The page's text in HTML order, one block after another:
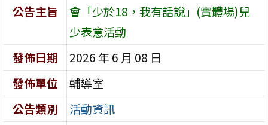
公告主旨
會「少於18，我有話說」(實體場)兒
少表意活動
發佈日期
2026 年 6 月 08 日
發佈單位
輔導室
公告類別
活動資訊